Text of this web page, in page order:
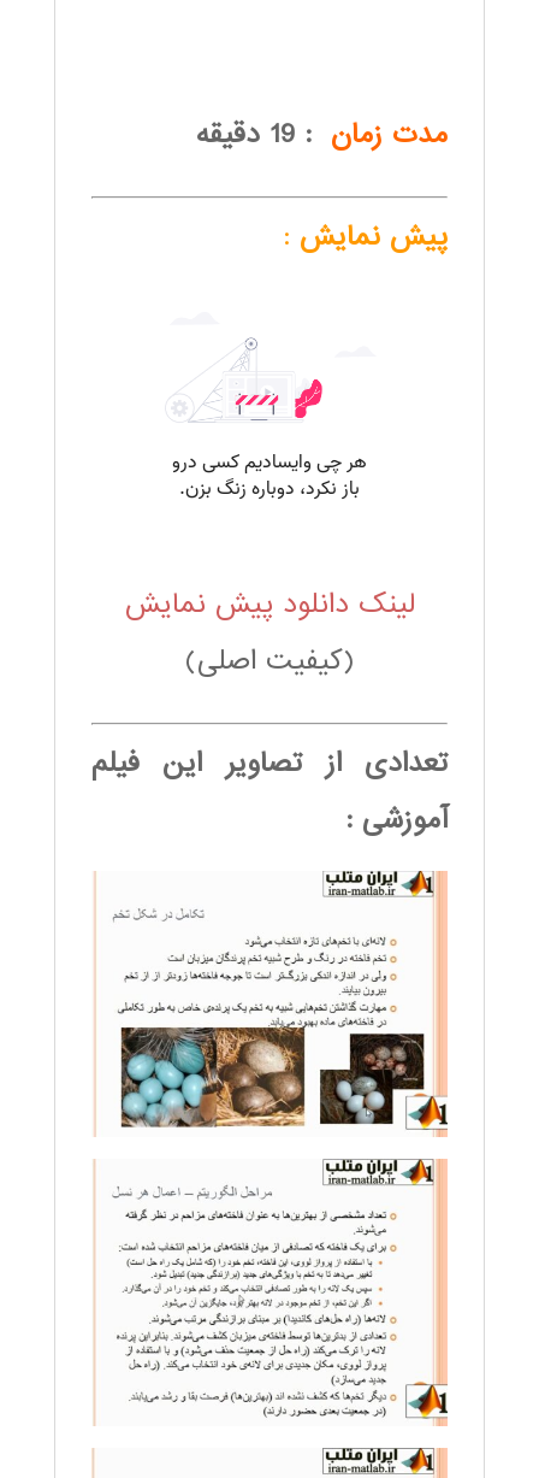
مدت زمان : 19 دقیقه
پیش نمایش :
لینک دانلود پیش نمایش
(کیفیت اصلی)
تعدادی از تصاویر این فیلم
آموزشی :